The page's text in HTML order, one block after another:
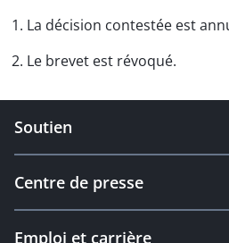
1. La décision contestée est
2. Le brevet est révoqué.
Soutien
Centre de presse
Emploi et carrière